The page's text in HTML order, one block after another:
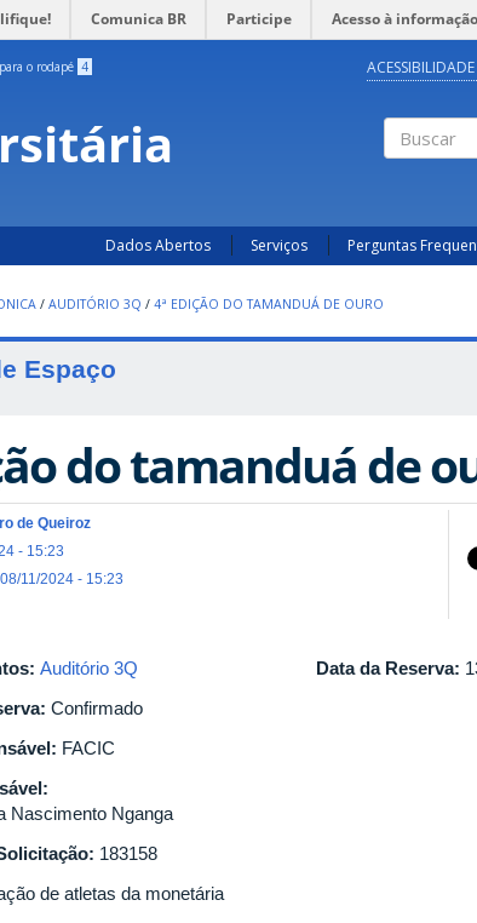
Comunica BR Participe Acesso à informação
o rodapé 4 ACESSIBILIDADE
Dados Abertos Serviços Perguntas
/ AUDITÓRIO 3Q / 4ª EDIÇÃO DO TAMANDUÁ DE OURO
Espaço
do tamanduá de
de Queiroz
- 15:23
11/2024 - 15:23
Auditório 3Q
Confirmado
FACIC
Nascimento Nganga
183158
Data da Reserva:
de atletas da monetária